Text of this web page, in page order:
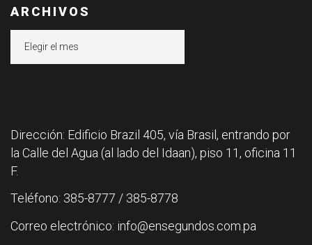
ARCHIVOS
Dirección: Edificio Brazil 405, vía Brasil, entrando por
la Calle del Agua (al lado del Idaan), piso 11, oficina 11
F.
Teléfono: 385-8777 / 385-8778
Correo electrónico: info@ensegundos.com.pa